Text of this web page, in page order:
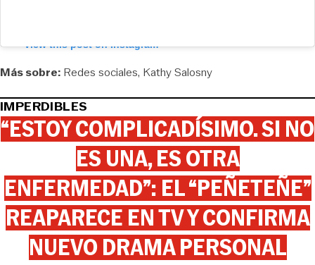
View this post on Instagram
Más sobre: Redes sociales Kathy Salosny
IMPERDIBLES
“ESTOY COMPLICADÍSIMO. SI NO
ES UNA, ES OTRA
ENFERMEDAD”: EL “PEÑETEÑE”
REAPARECE EN TV Y CONFIRMA
NUEVO DRAMA PERSONAL